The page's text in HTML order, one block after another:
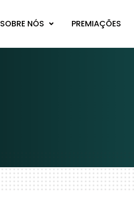
SOBRE NÓS PREMIAÇÕES